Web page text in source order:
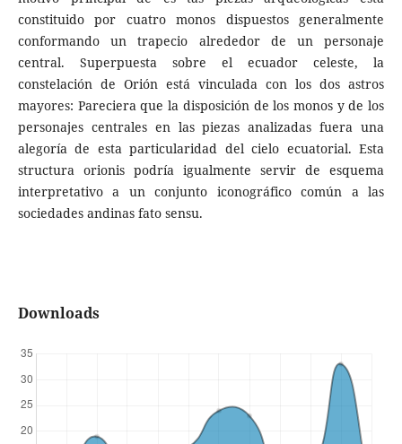
constituido por cuatro monos dispuestos generalmente
conformando un trapecio alrededor de un personaje
central. Superpuesta sobre el ecuador celeste, la
constelación de Orión está vinculada con los dos astros
mayores: Pareciera que la disposición de los monos y de los
personajes centrales en las piezas analizadas fuera una
alegoría de esta particularidad del cielo ecuatorial. Esta
structura orionis podría igualmente servir de esquema
interpretativo a un conjunto iconográfico común a las
sociedades andinas fato sensu.
Downloads